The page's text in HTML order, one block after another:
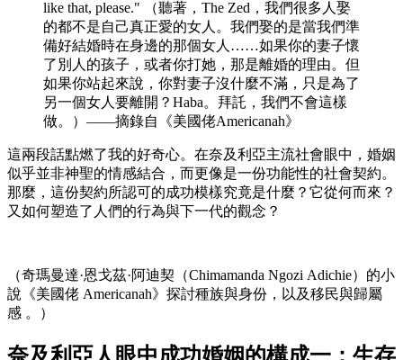
like that, please." （聽著，The Zed，我們很多人娶
的都不是自己真正愛的女人。我們娶的是當我們準
備好結婚時在身邊的那個女人……如果你的妻子懷
了別人的孩子，或者你打她，那是離婚的理由。但
如果你站起來說，你對妻子沒什麼不滿，只是為了
另一個女人要離開？Haba。拜託，我們不會這樣
做。）——摘錄自《美國佬Americanah》
這兩段話點燃了我的好奇心。在奈及利亞主流社會眼中，婚姻
似乎並非神聖的情感結合，而更像是一份功能性的社會契約。
那麼，這份契約所認可的成功模樣究竟是什麼？它從何而來？
又如何塑造了人們的行為與下一代的觀念？
（奇瑪曼達·恩戈茲·阿迪契（Chimamanda Ngozi Adichie）的小
說《美國佬 Americanah》探討種族與身份，以及移民與歸屬
感 。）